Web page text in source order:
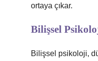
ortaya çıkar.
Bilişsel
Bilişsel psikoloji,